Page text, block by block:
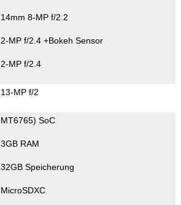
14mm 8-MP f/2.2
2-MP f/2.4 +Bokeh Sensor
2-MP f/2.4
13-MP f/2
MT6765) SoC
3GB RAM
32GB Speicherung
MicroSDXC